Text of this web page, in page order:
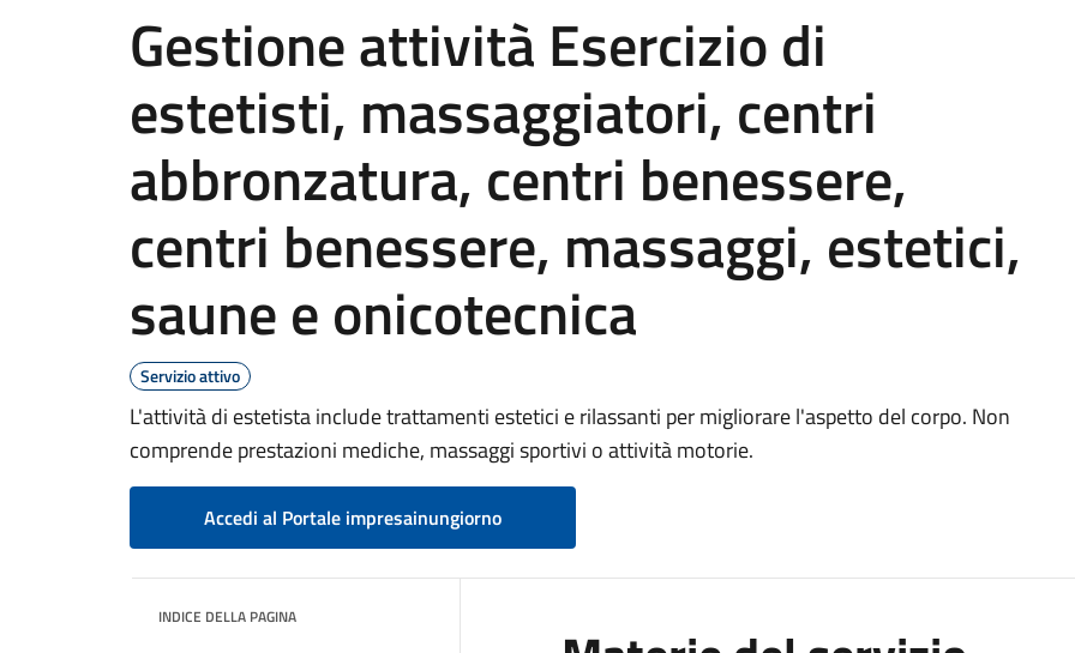
Gestione attività Esercizio di
estetisti, massaggiatori, centri
abbronzatura, centri benessere,
centri benessere, massaggi, estetici,
saune e onicotecnica
Servizio attivo
L'attività di estetista include trattamenti estetici e rilassanti per migliorare l'aspetto del corpo. Non
comprende prestazioni mediche, massaggi sportivi o attività motorie.
Accedi al Portale impresainungiorno
INDICE DELLA PAGINA